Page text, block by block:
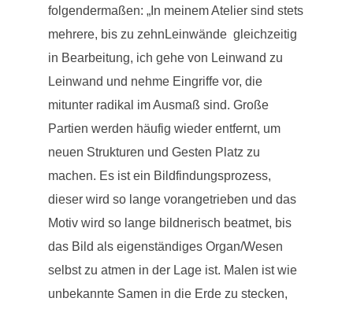
folgendermaßen: „In meinem Atelier sind stets
mehrere, bis zu zehnLeinwände gleichzeitig
in Bearbeitung, ich gehe von Leinwand zu
Leinwand und nehme Eingriffe vor, die
mitunter radikal im Ausmaß sind. Große
Partien werden häufig wieder entfernt, um
neuen Strukturen und Gesten Platz zu
machen. Es ist ein Bildfindungsprozess,
dieser wird so lange vorangetrieben und das
Motiv wird so lange bildnerisch beatmet, bis
das Bild als eigenständiges Organ/Wesen
selbst zu atmen in der Lage ist. Malen ist wie
unbekannte Samen in die Erde zu stecken,